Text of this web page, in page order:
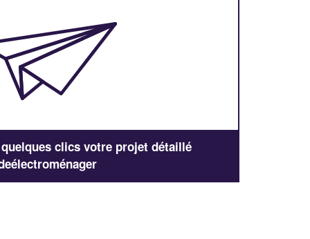
clics votre projet détaillé